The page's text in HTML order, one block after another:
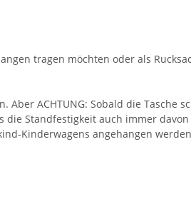
tragen möchten oder als
ACHTUNG: Sobald die Tasche
Standfestigkeit auch immer
Kinderwagens angehangen